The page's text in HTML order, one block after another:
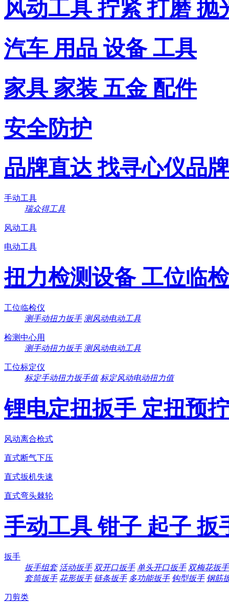
风动工具 拧紧 打磨 抛
汽车 用品 设备 工具
家具 家装 五金 配件
安全防护
品牌直达 找寻心仪品牌
手动工具
瑞众得工具
风动工具
电动工具
扭力检测设备 工位临
工位临检仪
测手动扭力扳手 测风动电动工具
检测中心用
测手动扭力扳手 测风动电动工具
工位标定仪
标定手动扭力扳手值 标定风动电动扭力值
锂电定扭扳手 定扭预
风动离合枪式
直式断气下压
直式扳机失速
直式弯头棘轮
手动工具 钳子 起子 扳
扳手
扳手组套 活动扳手 双开口扳手 单头开口扳手 双梅花扳手
套筒扳手 花形扳手 链条扳手 多功能扳手 钩型扳手 钢筋
刀剪类